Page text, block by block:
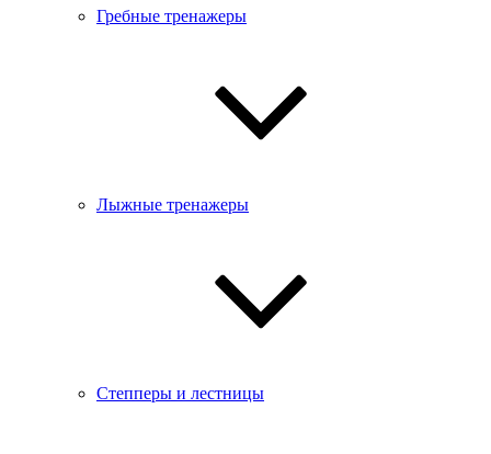
Гребные тренажеры
Лыжные тренажеры
Степперы и лестницы